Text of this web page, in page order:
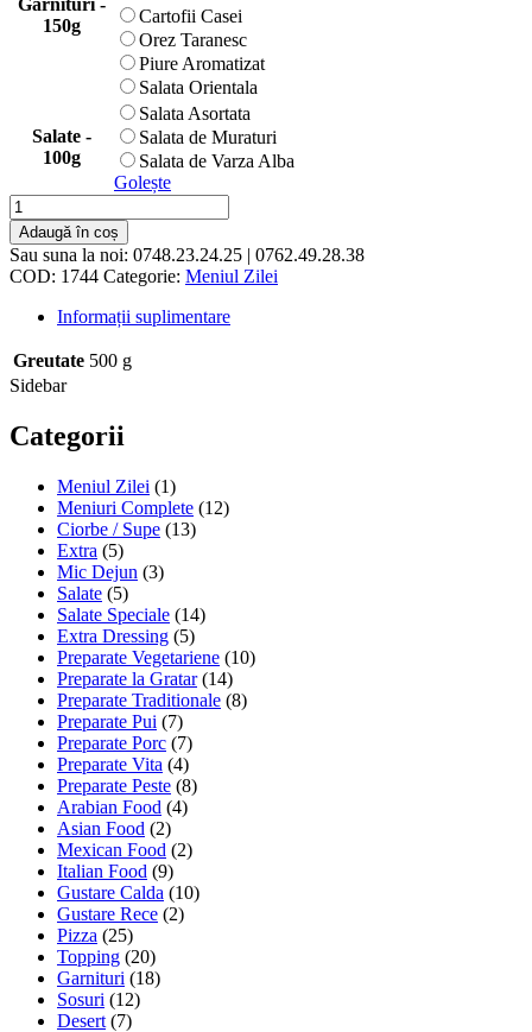
150g
Cartofii Casei
Orez Taranesc
Piure Aromatizat
Salata Orientala
Salate -
100g
Salata Asortata
Salata de Muraturi
Salata de Varza Alba
Golește
Adaugă în coș
Sau suna la noi: 0748.23.24.25 | 0762.49.28.38
COD: 1744 Categorie: Meniul Zilei
Informații suplimentare
Greutate 500 g
Sidebar
Categorii
Meniul Zilei (1)
Meniuri Complete (12)
Ciorbe / Supe (13)
Extra (5)
Mic Dejun (3)
Salate (5)
Salate Speciale (14)
Extra Dressing (5)
Preparate Vegetariene (10)
Preparate la Gratar (14)
Preparate Traditionale (8)
Preparate Pui (7)
Preparate Porc (7)
Preparate Vita (4)
Preparate Peste (8)
Arabian Food (4)
Asian Food (2)
Mexican Food (2)
Italian Food (9)
Gustare Calda (10)
Gustare Rece (2)
Pizza (25)
Topping (20)
Garnituri (18)
Sosuri (12)
Desert (7)